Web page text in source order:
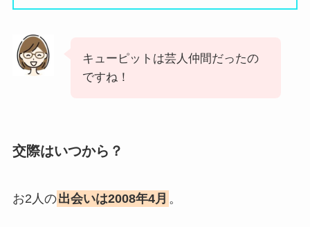
キューピットは芸人仲間だったの
ですね！
交際はいつから？
お2人の出会いは2008年4月 。